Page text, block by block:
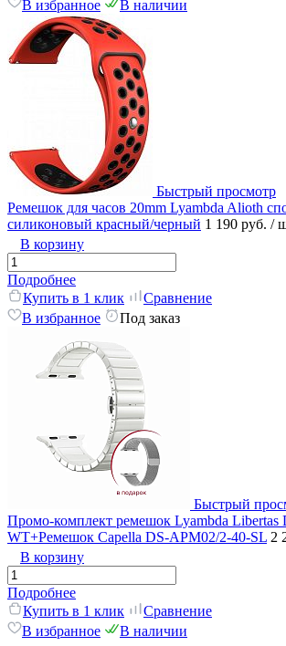
В избранное В наличии
Быстрый просмотр
Ремешок для часов 20mm Lyambda Alioth
силиконовый красный/черный 1 190 руб. /
В корзину
Подробнее
Купить в 1 клик
Сравнение
В избранное
Под заказ
Быстрый
Промо-комплект ремешок Lyambda Libertas
WT+Ремешок Capella DS-APM02/2-40-SL 2
В корзину
Подробнее
Купить в 1 клик
Сравнение
В избранное
В наличии